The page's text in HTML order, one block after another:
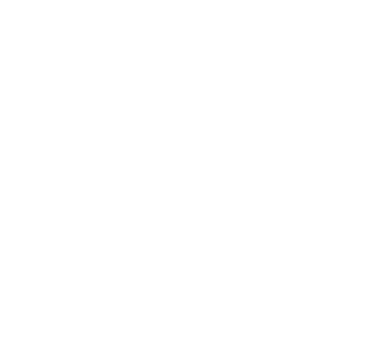
Verde Musgo